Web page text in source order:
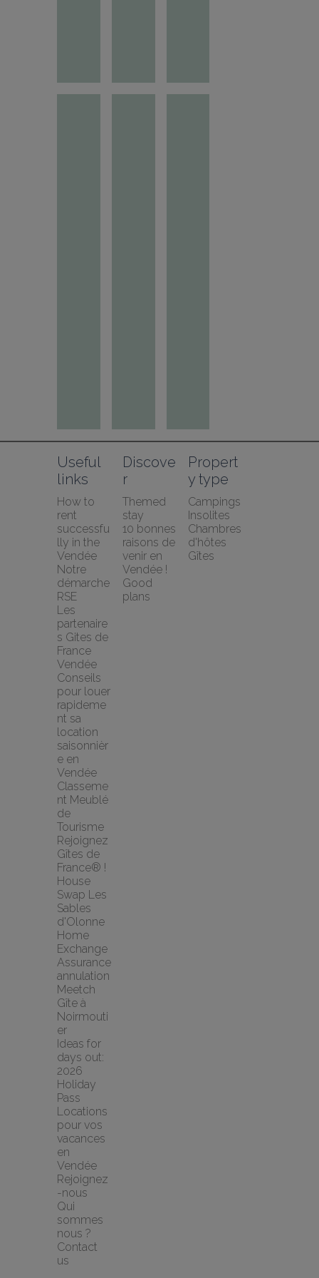
Useful
links
How to
rent
successfu
lly in the
Vendée
Notre
démarche
RSE
Les
partenaire
s Gites de
France
Vendée
Conseils
pour louer
rapideme
nt sa
location
saisonnièr
e en
Vendée
Classeme
nt Meublé
de
Tourisme
Rejoignez
Gîtes de
France® !
House
Swap Les
Sables
d'Olonne
Home
Exchange
Assurance
annulation
Meetch
Gîte à
Noirmouti
er
Ideas for
days out:
2026
Holiday
Pass
Locations
pour vos
vacances
en
Vendée
Rejoignez
-nous
Qui
sommes
nous ?
Contact
us
Discove
r
Themed
stay
10 bonnes
raisons de
venir en
Vendée !
Good
plans
Propert
y type
Campings
Insolites
Chambres
d'hôtes
Gîtes